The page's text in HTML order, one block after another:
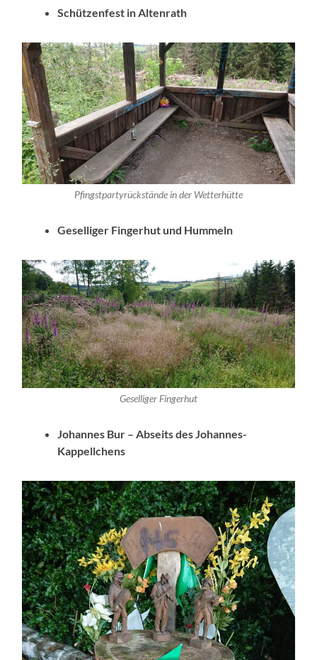
Schützenfest in Altenrath
Pfingstpartyrückstände in der Wetterhütte
Geselliger Fingerhut und Hummeln
Geselliger Fingerhut
Johannes Bur – Abseits des Johannes-
Kappellchens